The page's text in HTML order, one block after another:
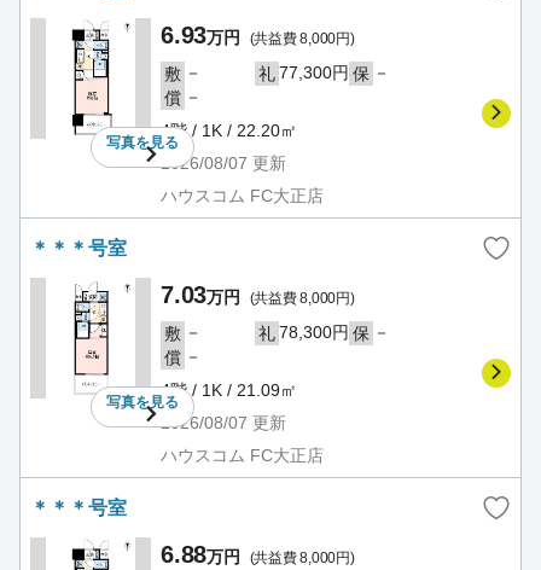
写真を見る
6.93万円 (共益費 8,000円)
敷 － 礼77,300円 保 －
償 －
4階 / 1K / 22.20㎡
2026/08/07 更新
ハウスコム FC大正店
＊＊＊号室
写真を見る
7.03万円 (共益費 8,000円)
敷 － 礼78,300円 保 －
償 －
4階 / 1K / 21.09㎡
2026/08/07 更新
ハウスコム FC大正店
＊＊＊号室
6.88万円 (共益費 8,000円)